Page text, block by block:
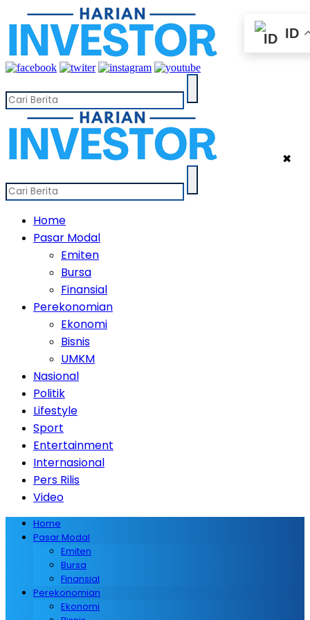
✖
Home
Pasar Modal
Emiten
Bursa
Finansial
Perekonomian
Ekonomi
Bisnis
UMKM
Nasional
Politik
Lifestyle
Sport
Entertainment
Internasional
Pers Rilis
Video
Home
Pasar Modal
Emiten
Bursa
Finansial
Perekonomian
Ekonomi
ID